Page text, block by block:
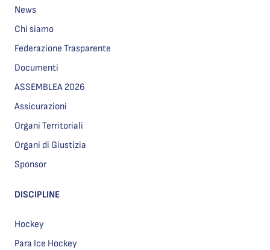
News
Chi siamo
Federazione Trasparente
Documenti
ASSEMBLEA 2026
Assicurazioni
Organi Territoriali
Organi di Giustizia
Sponsor
DISCIPLINE
Hockey
Para Ice Hockey